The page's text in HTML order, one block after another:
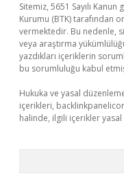
Sitemiz, 5651 Sayılı
Kurumu (BTK) tarafından
vermektedir. Bu nedenle,
veya araştırma
yazdıkları içeriklerin
bu sorumluluğu kabul
Hukuka ve yasal
içerikleri,
halinde, ilgili içerikler yasal